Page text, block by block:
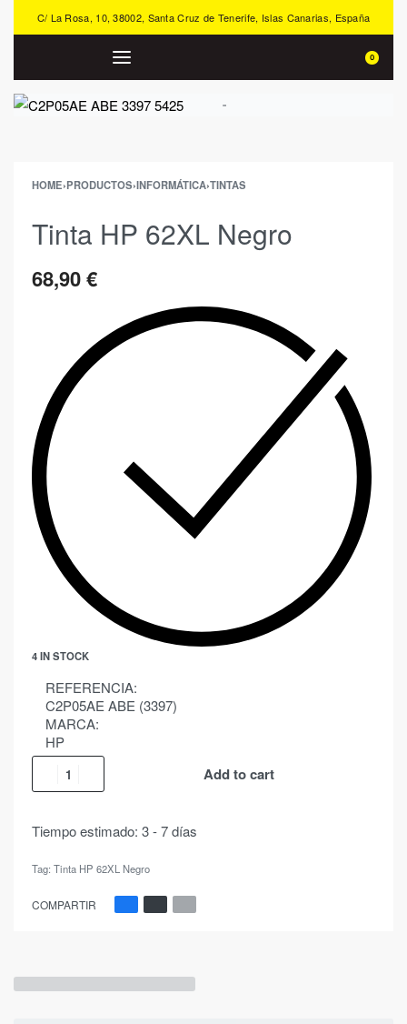
C/ La Rosa, 10, 38002, Santa Cruz de Tenerife, Islas Canarias, España
0
HOME›PRODUCTOS›INFORMÁTICA›TINTAS
Tinta HP 62XL Negro
68,90€
4 IN STOCK
REFERENCIA:
C2P05AE ABE (3397)
MARCA:
HP
Add to cart
Tiempo estimado: 3 - 7 días
Tag: Tinta HP 62XL Negro
COMPARTIR